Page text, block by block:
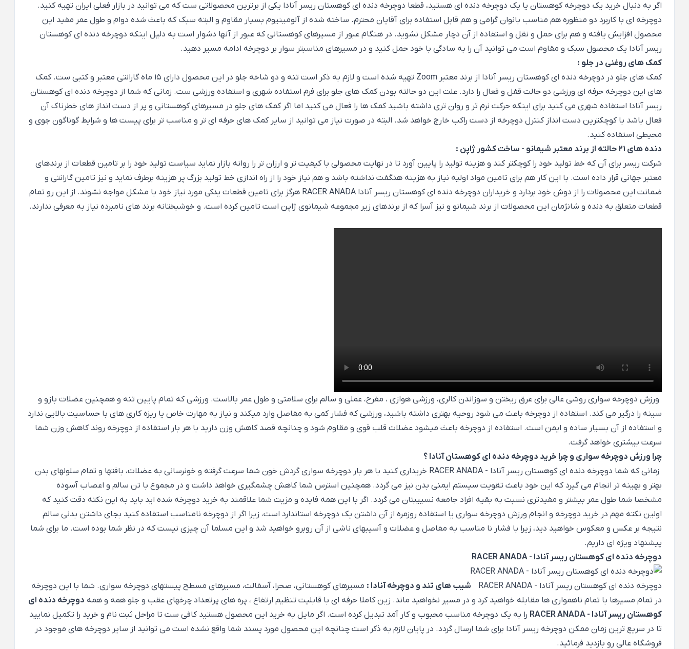
اگر به دنبال خرید یک دوچرخه کوهستان یا یک دوچرخه دنده ای هستید، قطعا دوچرخه دنده ای کوهستان ریسر آنادا یکی از برترین محصولاتی ست که می توانید در بازار فعلی ایران تهیه کنید.
دوچرخه ای با کاربرد دو منظوره هم مناسب بانوان گرامی و هم قابل استفاده برای آقایان محترم. ساخته شده از آلومینیوم بسیار مقاوم و البته سبک که باعث شده دوام و طول عمر مفید این
محصول افزایش یافته و هم برای حمل و نقل و استفاده از آن دچار مشکل نشوید. در هنگام عبور از مسیرهای کوهستانی که عبور از آنها دشوار است به دلیل اینکه دوچرخه دنده ای کوهستان
ریسر آنادا یک محصول سبک و مقاوم است می توانید آن را به سادگی با خود حمل کنید و در مسیرهای مناسبتر سوار بر دوچرخه ادامه مسیر دهید.
کمک های روغنی در جلو :
کمک های جلو در دوچرخه دنده ای کوهستان ریسر آنادا از برند معتبر Zoom تهیه شده است و لازم به ذکر است تنه و دو شاخه جلو در این محصول دارای 15 ماه گارانتی معتبر و کتبی ست. کمک
های این دوچرخه حرفه ای ورزشی دو حالت قفل و فعال را دارد. علت این دو حالته بودن کمک های جلو برای فرم استفاده شهری و استفاده ورزشی ست. زمانی که شما از دوچرخه دنده ای کوهستان
ریسر آنادا استفاده شهری می کنید برای اینکه حرکت نرم تر و روان تری داشته باشید کمک ها را فعال می کنید اما اگر کمک های جلو در مسیرهای کوهستانی و پر از دست انداز های خطرناک آن
فعال باشد با کوچکترین دست انداز کنترل دوچرخه از دست راکب خارج خواهد شد. البته در صورت نیاز می توانید از سایر کمک های حرفه ای تر و مناسب تر برای پیست ها و شرایط گوناگون جوی و
محیطی استفاده کنید.
دنده های 21 حالته از برند معتبر شیمانو - ساخت کشور ژاپن :
شرکت ریسر برای آن که خط تولید خود را کوچکتر کند و هزینه تولید را پایین آورد تا در نهایت محصولی با کیفیت تر و ارزان تر را روانه بازار نماید سیاست تولید خود را بر تامین قطعات از برندهای
معتبر جهانی قرار داده است. با این کار هم برای تامین مواد اولیه نیاز به هزینه هنگفت نداشته باشد و هم نیاز خود را از راه اندازی خط تولید بزرگ پر هزینه برطرف نماید و نیز تامین گارانتی و
ضمانت این محصولات را از دوش خود بردارد و خریداران دوچرخه دنده ای کوهستان ریسر آنادا RACER ANADA هرگز برای تامین قطعات یدکی مورد نیاز خود با مشکل مواجه نشوند. از این رو تمام
قطعات متعلق به دنده و شانژمان این محصولات از برند شیمانو و نیز آسرا که از برندهای زیر مجموعه شیمانوی ژاپن است تامین کرده است. و خوشبختانه برند های نامبرده نیاز به معرفی ندارند.
ورزش دوچرخه سواری روشی عالی برای عرق ریختن و سوزاندن کالری، ورزشی هوازی ، مفرح، عملی و سالم برای سلامتی و طول عمر بالاست. ورزشی که تمام پایین تنه و همچنین عضلات بازو و
سینه را درگیر می کند. استفاده از دوچرخه باعث می شود روحیه بهتری داشته باشید، ورزشی که فشار کمی به مفاصل وارد میکند و نیاز به مهارت خاص یا ریزه کاری های با حساسیت بالایی ندارد
و استفاده از آن بسیار ساده و ایمن است. استفاده از دوچرخه باعث میشود عضلات قلب قوی و مقاوم شود و چنانچه قصد کاهش وزن دارید با هر بار استفاده از دوچرخه روند کاهش وزن شما
سرعت بیشتری خواهد گرفت.
چرا ورزش دوچرخه سواری و چرا خرید دوچرخه دنده ای کوهستان آنادا ؟
زمانی که شما دوچرخه دنده ای کوهستان ریسر آنادا - RACER ANADA خریداری کنید با هر بار دوچرخه سواری گردش خون شما سرعت گرفته و خونرسانی به عضلات، بافتها و تمام سلولهای بدن
بهتر و بهینه تر انجام می گیرد که این خود باعث تقویت سیستم ایمنی بدن نیز می گردد. همچنین استرس شما کاهش چشمگیری خواهد داشت و در مجموع با تن سالم و اعصاب آسوده
مشخصا شما طول عمر بیشتر و مفیدتری نسبت به بقیه افراد جامعه نسییبتان می گردد. اگر با این همه فایده و مزیت شما علاقمند به خرید دوچرخه شده اید باید به این نکته دقت کنید که
اولین نکته مهم در خرید دوچرخه و انجام ورزش دوچرخه سواری یا استفاده روزمره از آن داشتن یک دوچرخه استاندارد است، زیرا اگر از دوچرخه نامناسب استفاده کنید بجای داشتن بدنی سالم
نتیجه بر عکس و معکوس خواهید دید، زیرا با فشار نا مناسب به مفاصل و عضلات و آسیبهای ناشی از آن روبرو خواهید شد و این مسلما آن چیزی نیست که در نظر شما بوده است. ما برای شما
پیشنهاد ویژه ای داریم.
دوچرخه دنده ای کوهستان ریسر آنادا - RACER ANADA
دوچرخه دنده ای کوهستان ریسر آنادا - RACER ANADA شیب های تند و دوچرخه آنادا : مسیرهای کوهستانی، صحرا، آسفالت، مسیرهای مسطح پیستهای دوچرخه سواری. شما با این دوچرخه
در تمام مسیرها با تمام ناهمواری ها مقابله خواهید کرد و در مسیر نخواهید ماند. زین کاملا حرفه ای با قابلیت تنظیم ارتفاع ، پره های پرتعداد چرخهای عقب و جلو همه و همه دوچرخه دنده ای
کوهستان ریسر آنادا - RACER ANADA
را به یک دوچرخه مناسب محبوب و کار آمد تبدیل کرده است. اگر مایل به خرید این محصول هستید کافی ست تا مراحل ثبت نام و خرید را تکمیل نمایید
تا در سریع ترین زمان ممکن دوچرخه ریسر آنادا برای شما ارسال گردد. در پایان لازم به ذکر است چنانچه این محصول مورد پسند شما واقع نشده است می توانید از سایر دوچرخه های موجود در
فروشگاه عالی رو بازدید فرمائید.